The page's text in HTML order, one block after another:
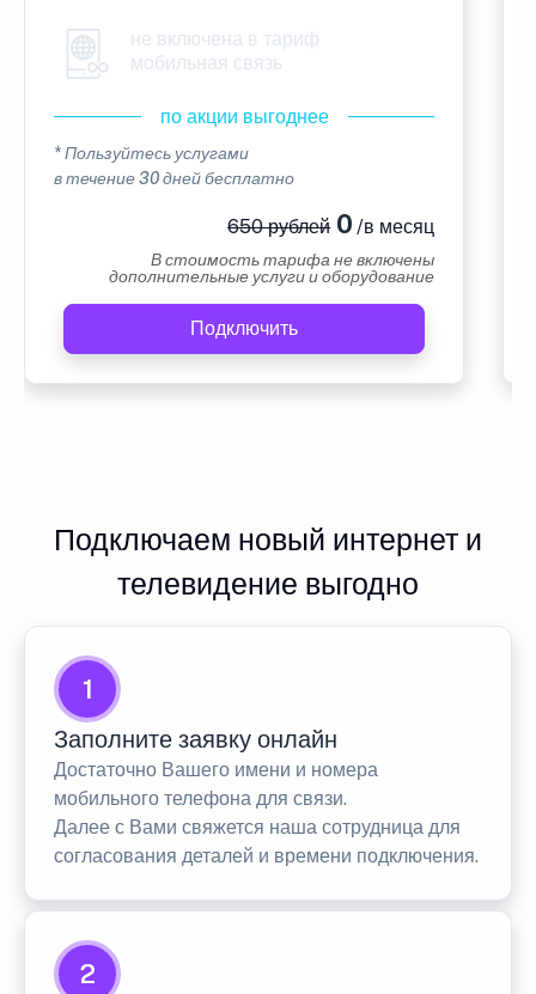
не включена в тариф
мобильная связь
по акции выгоднее
* Пользуйтесь услугами
в течение 30 дней бесплатно
650 рублей0 /в месяц
В стоимость тарифа не включены
дополнительные услуги и оборудование
Подключить
Подключаем новый интернет и
телевидение выгодно
1
Заполните заявку онлайн
Достаточно Вашего имени и номера
мобильного телефона для связи.
Далее с Вами свяжется наша сотрудница для
согласования деталей и времени подключения.
2